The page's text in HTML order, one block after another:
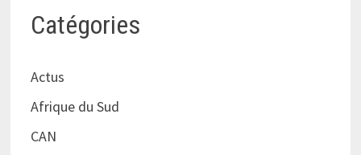
Catégories
Actus
Afrique du Sud
CAN